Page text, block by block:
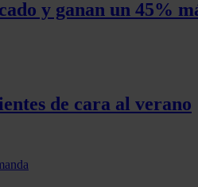
y ganan un 45%
de cara al verano